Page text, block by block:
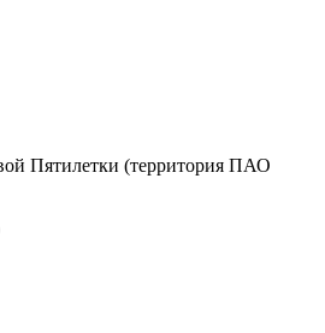
Пятилетки (территория ПАО